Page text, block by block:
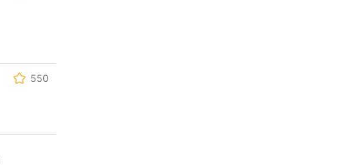
550